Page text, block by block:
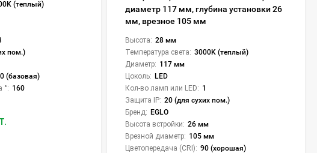
(теплый)
пом.)
(базовая)
°: 160
диаметр 117 мм, глубина установки 26
мм, врезное 105 мм
Высота: 28 мм
Температура света: 3000K (теплый)
Диаметр: 117 мм
Цоколь: LED
Кол-во ламп или LED: 1
Защита IP: 20 (для сухих пом.)
Бренд: EGLO
Высота встройки: 26 мм
Врезной диаметр: 105 мм
Цветопередача (CRI): 90 (хорошая)